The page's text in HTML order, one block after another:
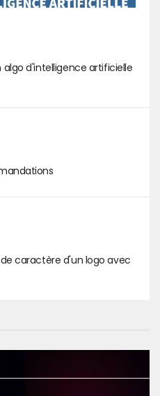
d'intelligence artificielle
caractère d'un logo avec